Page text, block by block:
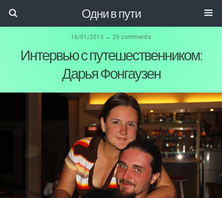
Одни в пути
16/01/2013 ↔ 29 comments
Интервью с путешественником:
Дарья Фонгаузен